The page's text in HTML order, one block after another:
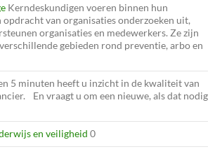
Kerndeskundigen voeren binnen hun
opdracht van organisaties onderzoeken uit,
organisaties en medewerkers. Ze zijn
gebieden rond preventie, arbo en
5 minuten heeft u inzicht in de kwaliteit van
En vraagt u om een nieuwe, als dat nodig
en veiligheid 0